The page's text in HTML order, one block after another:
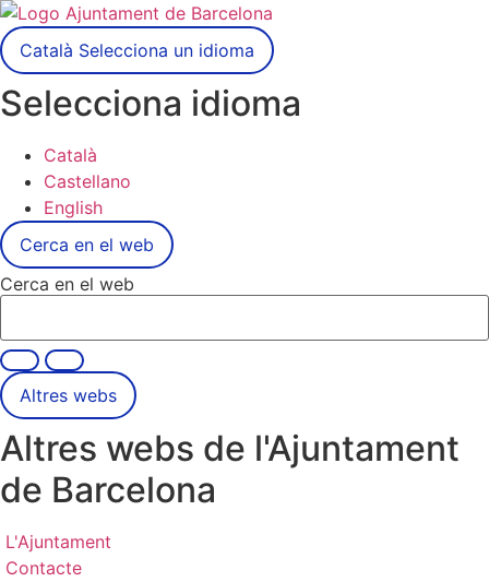
Català Selecciona un idioma
Selecciona idioma
Català
Castellano
English
Cerca en el web
Cerca en el web
Altres webs
Altres webs de l'Ajuntament
de Barcelona
L'Ajuntament
Contacte